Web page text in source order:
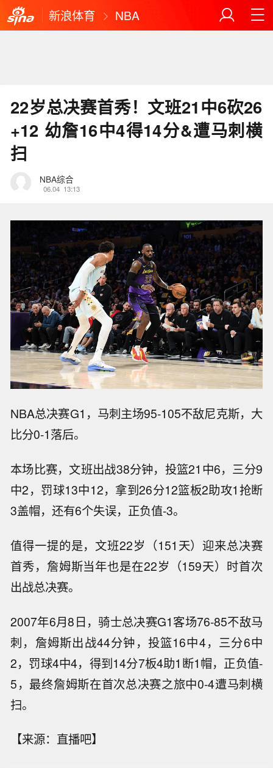
新浪体育 NBA
22岁总决赛首秀！文班21中6砍26
+12 幼詹16中4得14分&遭马刺横
扫
NBA综合
06.04 13:13
NBA总决赛G1，马刺主场95-105不敌尼克斯，大
比分0-1落后。
本场比赛，文班出战38分钟，投篮21中6，三分9
中2，罚球13中12，拿到26分12篮板2助攻1抢断
3盖帽，还有6个失误，正负值-3。
值得一提的是，文班22岁（151天）迎来总决赛
首秀，詹姆斯当年也是在22岁（159天）时首次
出战总决赛。
2007年6月8日，骑士总决赛G1客场76-85不敌马
刺，詹姆斯出战44分钟，投篮16中4，三分6中
2，罚球4中4，得到14分7板4助1断1帽，正负值-
5，最终詹姆斯在首次总决赛之旅中0-4遭马刺横
扫。
【来源：直播吧】